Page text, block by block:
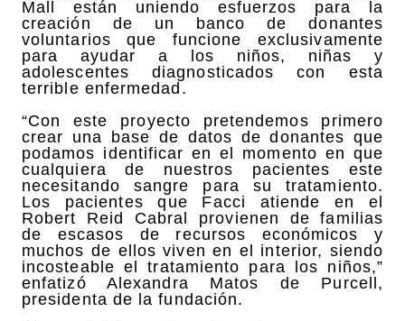
Mall están uniendo esfuerzos para la
creación de un banco de donantes
voluntarios que funcione exclusivamente
para ayudar a los niños, niñas y
adolescentes diagnosticados con esta
terrible enfermedad.
“Con este proyecto pretendemos primero
crear una base de datos de donantes que
podamos identificar en el momento en que
cualquiera de nuestros pacientes este
necesitando sangre para su tratamiento.
Los pacientes que Facci atiende en el
Robert Reid Cabral provienen de familias
de escasos de recursos económicos y
muchos de ellos viven en el interior, siendo
incosteable el tratamiento para los niños,”
enfatizó Alexandra Matos de Purcell,
presidenta de la fundación.